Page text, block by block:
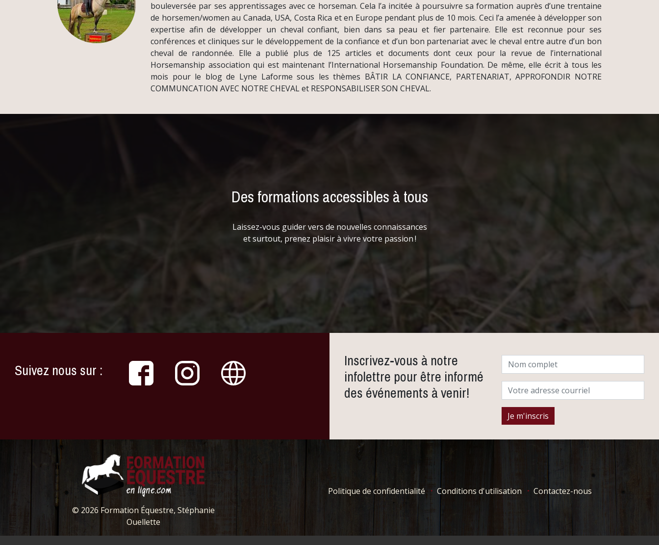
bouleversée par ses apprentissages avec ce horseman. Cela l’a incitée à poursuivre sa formation auprès d’une trentaine
de horsemen/women au Canada, USA, Costa Rica et en Europe pendant plus de 10 mois. Ceci l’a amenée à développer son
expertise afin de développer un cheval confiant, bien dans sa peau et fier partenaire. Elle est reconnue pour ses
conférences et cliniques sur le développement de la confiance et d’un bon partenariat avec le cheval entre autre d’un bon
cheval de randonnée. Elle a publié plus de 125 articles et documents dont ceux pour la revue de l’international
Horsemanship association qui est maintenant l’International Horsemanship Foundation. De même, elle écrit à tous les
mois pour le blog de Lyne Laforme sous les thèmes BÂTIR LA CONFIANCE, PARTENARIAT, APPROFONDIR NOTRE
COMMUNCATION AVEC NOTRE CHEVAL et RESPONSABILISER SON CHEVAL.
Des formations accessibles à tous
Laissez-vous guider vers de nouvelles connaissances
et surtout, prenez plaisir à vivre votre passion !
Suivez nous sur :
Inscrivez-vous à notre
infolettre pour être informé
des événements à venir!
© 2026 Formation Équestre, Stéphanie
Ouellette
Politique de confidentialité Conditions d'utilisation Contactez-nous